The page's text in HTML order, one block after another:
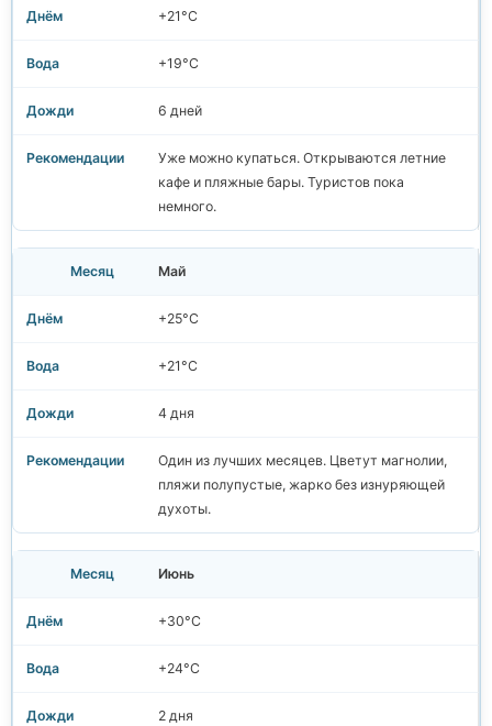
+21°C
+19°C
6 дней
Уже можно купаться. Открываются летние
кафе и пляжные бары. Туристов пока
немного.
Май
+25°C
+21°C
4 дня
Один из лучших месяцев. Цветут магнолии,
пляжи полупустые, жарко без изнуряющей
духоты.
Июнь
+30°C
+24°C
2 дня